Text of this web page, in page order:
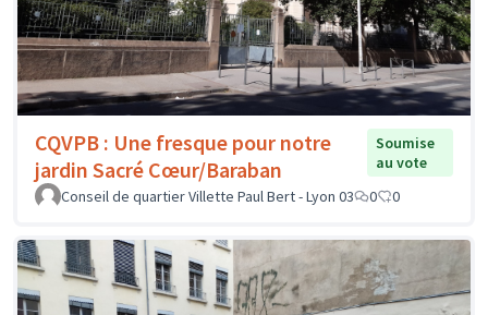
CQVPB : Une fresque pour notre
jardin Sacré Cœur/Baraban
Soumise
au vote
Conseil de quartier Villette Paul Bert - Lyon 03
0 0